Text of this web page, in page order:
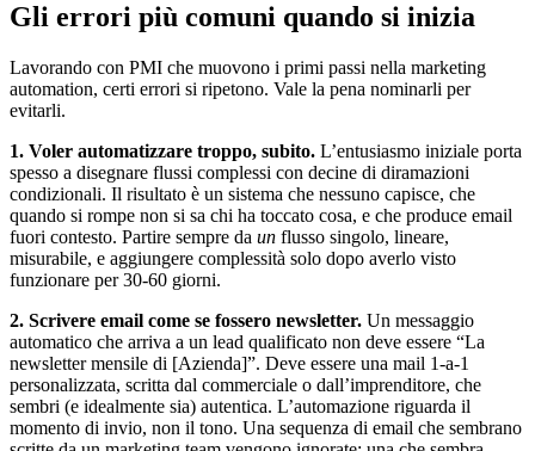
Gli errori più comuni quando si inizia
Lavorando con PMI che muovono i primi passi nella marketing
automation, certi errori si ripetono. Vale la pena nominarli per
evitarli.
1. Voler automatizzare troppo, subito. L’entusiasmo iniziale porta
spesso a disegnare flussi complessi con decine di diramazioni
condizionali. Il risultato è un sistema che nessuno capisce, che
quando si rompe non si sa chi ha toccato cosa, e che produce email
fuori contesto. Partire sempre da un flusso singolo, lineare,
misurabile, e aggiungere complessità solo dopo averlo visto
funzionare per 30-60 giorni.
2. Scrivere email come se fossero newsletter. Un messaggio
automatico che arriva a un lead qualificato non deve essere “La
newsletter mensile di [Azienda]”. Deve essere una mail 1-a-1
personalizzata, scritta dal commerciale o dall’imprenditore, che
sembri (e idealmente sia) autentica. L’automazione riguarda il
momento di invio, non il tono. Una sequenza di email che sembrano